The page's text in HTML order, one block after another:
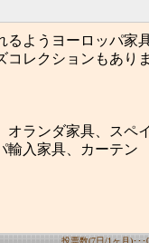
ようヨーロッパ家
レクションもあり
ランダ家具、スペ
輸入家具、カーテン